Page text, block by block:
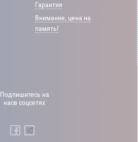
Гарантия
Внимание, цена на
память!
Подпишитесь на
насв соцсетях